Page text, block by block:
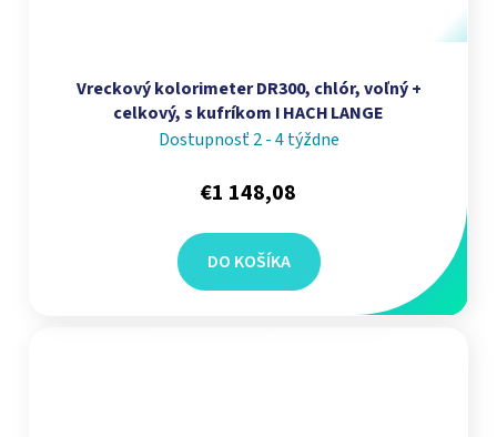
Vreckový kolorimeter DR300, chlór, voľný +
celkový, s kufríkom I HACH LANGE
Dostupnosť 2 - 4 týždne
€1 148,08
DO KOŠÍKA